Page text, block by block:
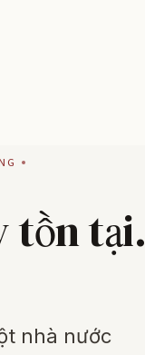
tồn tại.
nhà nước